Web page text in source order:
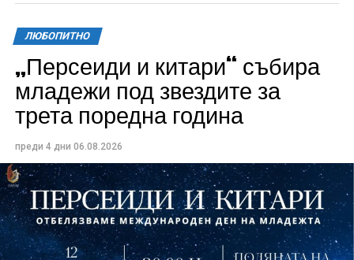
Всички събития ще се проведат в парк „Максим
Райкович“, срещу часовниковата кула, с вход
свободен. Програмата ще започне на 12 август с
изпълнители GoGo, Toria, ZoV & Vakavliev.
ЛЮБОПИТНО
„Персеиди и китари“ събира
младежи под звездите за
трета поредна година
преди 4 дни 06.08.2026